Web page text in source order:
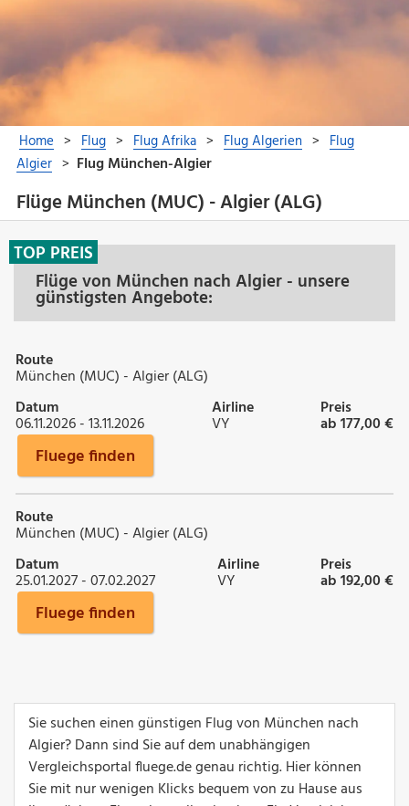
Flüge München (MUC) - Algier (ALG)
Flüge von München nach Algier - unsere
günstigsten Angebote:
TOP PREIS
Route
München (MUC) - Algier (ALG)
Datum
06.11.2026 - 13.11.2026
Airline
VY
Preis
ab 177,00 €
Fluege finden
Route
München (MUC) - Algier (ALG)
Datum
25.01.2027 - 07.02.2027
Airline
VY
Preis
ab 192,00 €
Fluege finden
Sie suchen einen günstigen Flug von München nach
Algier? Dann sind Sie auf dem unabhängigen
Vergleichsportal fluege.de genau richtig. Hier können
Sie mit nur wenigen Klicks bequem von zu Hause aus